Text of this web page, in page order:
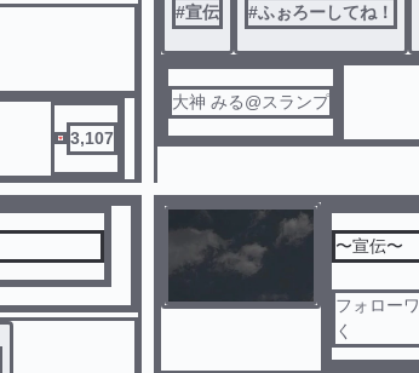
3,107
#宣伝 #ふぉろーしてね！
大神 みる‪@スランプ
〜宣伝〜
フォロー
く